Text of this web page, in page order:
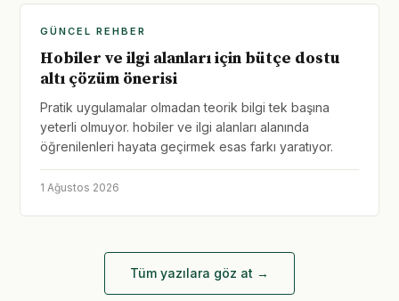
GÜNCEL REHBER
Hobiler ve ilgi alanları için bütçe dostu
altı çözüm önerisi
Pratik uygulamalar olmadan teorik bilgi tek başına
yeterli olmuyor. hobiler ve ilgi alanları alanında
öğrenilenleri hayata geçirmek esas farkı yaratıyor.
1 Ağustos 2026
Tüm yazılara göz at →